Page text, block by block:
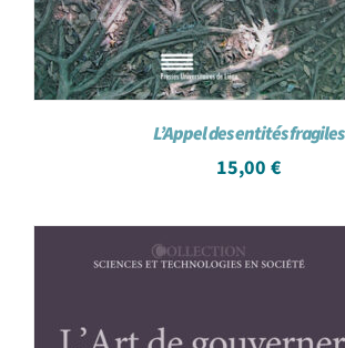
L’Appel des entités fragiles
15,00 €